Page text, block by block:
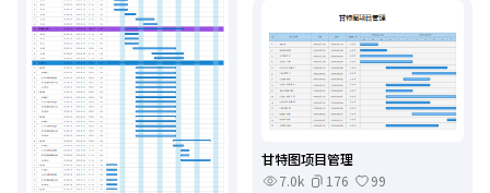
甘特图项目管理
7.0k
176
99